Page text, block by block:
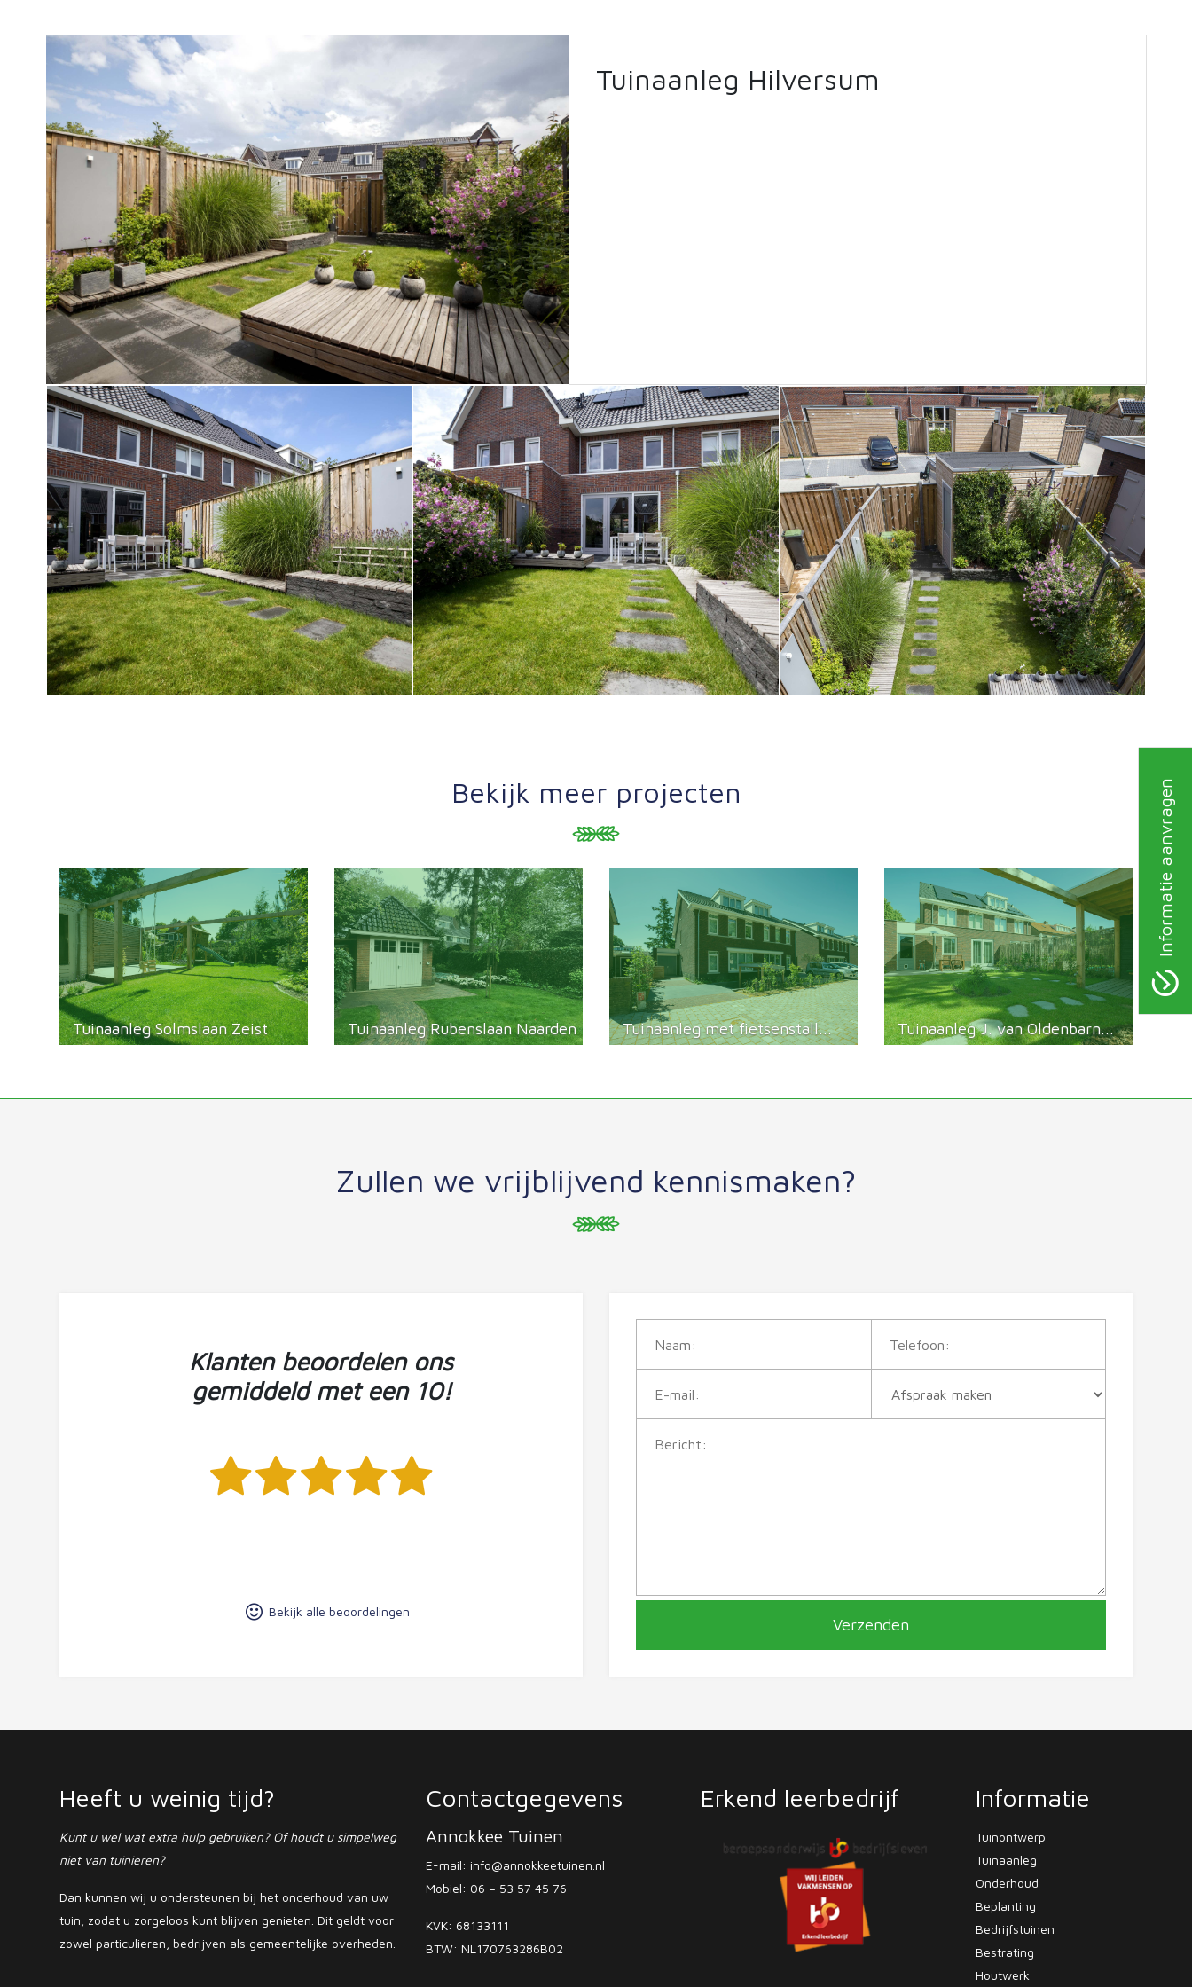
Tuinaanleg Hilversum
Bekijk meer projecten
Tuinaanleg Solmslaan Zeist Tuinaanleg Rubenslaan Naarden Tuinaanleg met fietsenstall... Tuinaanleg J. van Oldenbarn...
Informatie aanvragen
Zullen we vrijblijvend kennismaken?
Klanten beoordelen ons
gemiddeld met een 10!
Bekijk alle beoordelingen
Heeft u weinig tijd?
Kunt u wel wat extra hulp gebruiken? Of houdt u simpelweg
niet van tuinieren?
Dan kunnen wij u ondersteunen bij het onderhoud van uw
tuin, zodat u zorgeloos kunt blijven genieten. Dit geldt voor
zowel particulieren, bedrijven als gemeentelijke overheden.
Contactgegevens
Annokkee Tuinen
E-mail: info@annokkeetuinen.nl
Mobiel: 06 – 53 57 45 76
KVK: 68133111
BTW: NL170763286B02
Erkend leerbedrijf Informatie
Tuinontwerp
Tuinaanleg
Onderhoud
Beplanting
Bedrijfstuinen
Bestrating
Houtwerk